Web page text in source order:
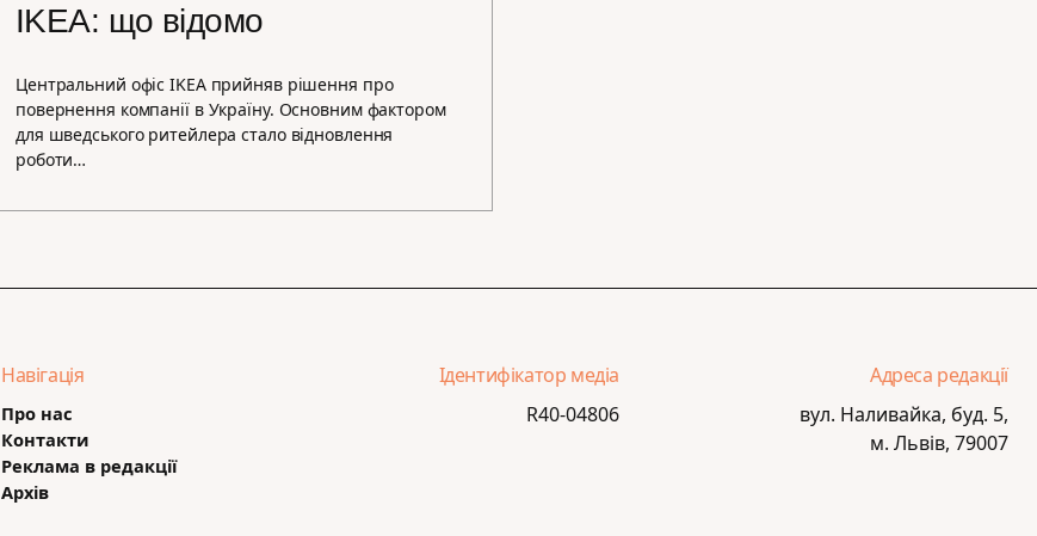
IKEA: що відомо
Центральний офіс IKEA прийняв рішення про
повернення компанії в Україну. Основним фактором
для шведського ритейлера стало відновлення
роботи…
Навігація
Про нас
Контакти
Реклама в редакції
Архів
Ідентифікатор медіа
R40-04806
Адреса редакції
вул. Наливайка, буд. 5,
м. Львів, 79007